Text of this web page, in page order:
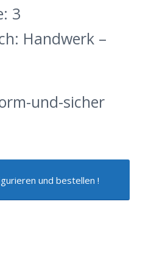
3
Handwerk –
und bestellen !